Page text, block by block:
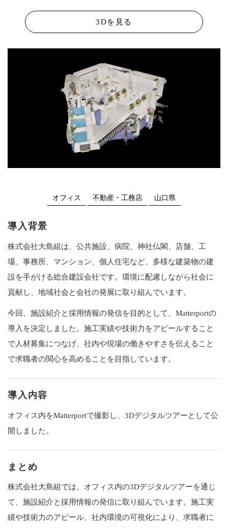
3Dを見る
オフィス 不動産・工務店 山口県
導入背景
株式会社大島組は、公共施設、病院、神社仏閣、店舗、工
場、事務所、マンション、個人住宅など、多様な建築物の建
設を手がける総合建設会社です。環境に配慮しながら社会に
貢献し、地域社会と会社の発展に取り組んでいます。
今回、施設紹介と採用情報の発信を目的として、Matterportの
導入を決定しました。施工実績や技術力をアピールすること
で人材募集につなげ、社内や現場の働きやすさを伝えること
で求職者の関心を高めることを目指しています。
導入内容
オフィス内をMatterportで撮影し、3Dデジタルツアーとして公
開しました。
まとめ
株式会社大島組では、オフィス内の3Dデジタルツアーを通じ
て、施設紹介と採用情報の発信に取り組んでいます。施工実
績や技術力のアピール、社内環境の可視化により、求職者に